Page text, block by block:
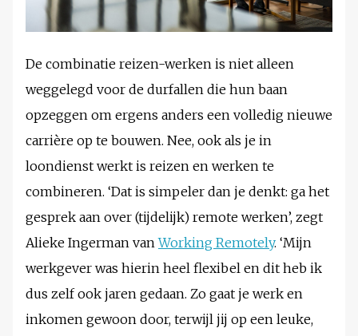
De combinatie reizen-werken is niet alleen
weggelegd voor de durfallen die hun baan
opzeggen om ergens anders een volledig nieuwe
carrière op te bouwen. Nee, ook als je in
loondienst werkt is reizen en werken te
combineren. ‘Dat is simpeler dan je denkt: ga het
gesprek aan over (tijdelijk) remote werken’, zegt
Alieke Ingerman vanWorking Remotely. ‘Mijn
werkgever was hierin heel flexibel en dit heb ik
dus zelf ook jaren gedaan. Zo gaat je werk en
inkomen gewoon door, terwijl jij op een leuke,